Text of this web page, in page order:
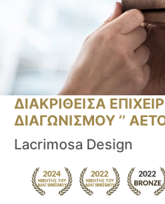
ΔΙΑΚΡΙΘΕΙΣΑ
ΔΙΑΓΩΝΙΣΜΟΥ ‘’
Lacrimosa Design